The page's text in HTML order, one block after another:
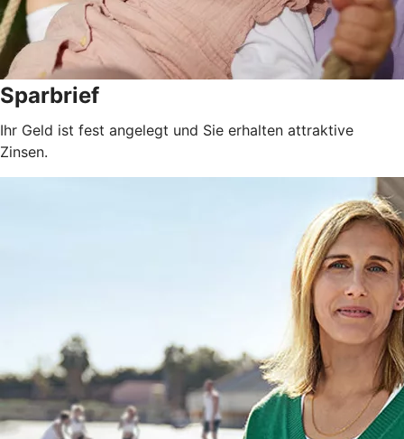
Sparbrief
Ihr Geld ist fest angelegt und Sie erhalten attraktive
Zinsen.